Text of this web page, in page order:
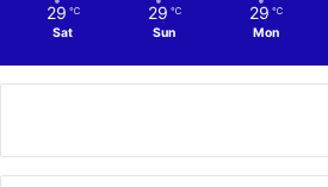
29 ℃
Sat
29 ℃
Sun
29 ℃
Mon